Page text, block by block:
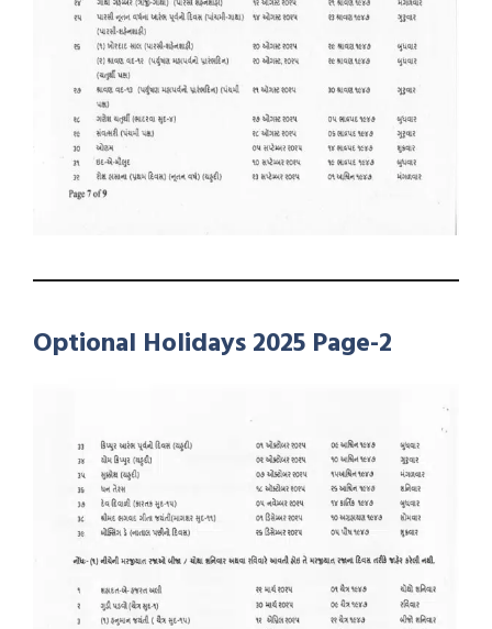
Optional Holidays 2025 Page-2